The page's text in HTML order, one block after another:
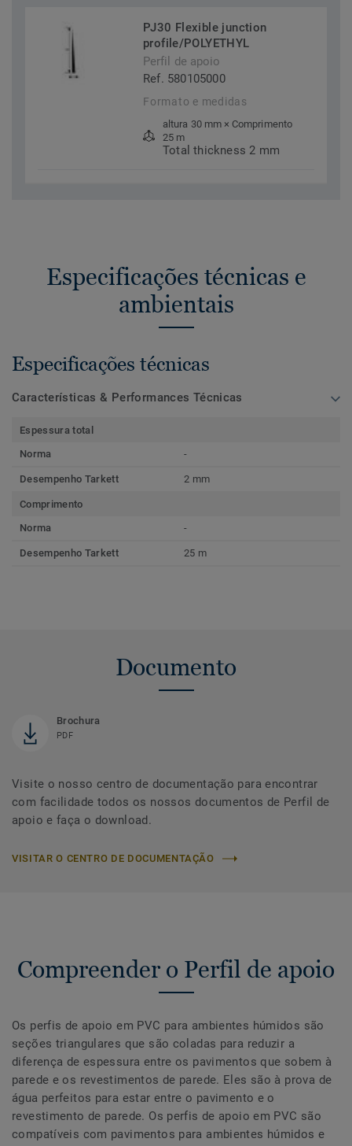
PJ30 Flexible junction
profile/POLYETHYL
Perfil de apoio
Ref. 580105000
Formato e medidas
altura 30 mm × Comprimento
25 m
Total thickness 2 mm
Especificações técnicas e
ambientais
Especificações técnicas
Características & Performances Técnicas
Espessura total
Norma
-
Desempenho Tarkett 2 mm
Comprimento
Norma
-
Desempenho Tarkett 25 m
Documento
Brochura
PDF
Visite o nosso centro de documentação para encontrar
com facilidade todos os nossos documentos de Perfil de
apoio e faça o download.
VISITAR O CENTRO DE DOCUMENTAÇÃO
Compreender o Perfil de apoio
Os perfis de apoio em PVC para ambientes húmidos são
seções triangulares que são coladas para reduzir a
diferença de espessura entre os pavimentos que sobem à
parede e os revestimentos de parede. Eles são à prova de
água perfeitos para estar entre o pavimento e o
revestimento de parede. Os perfis de apoio em PVC são
compatíveis com pavimentos para ambientes húmidos e